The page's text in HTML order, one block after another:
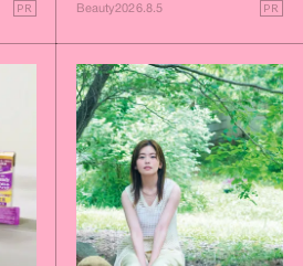
PR Beauty2026.8.5 PR